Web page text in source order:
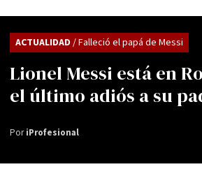
Lionel Messi está en
el último adiós a su
ACTUALIDAD / Falleció el papá de Messi
PoriProfesional